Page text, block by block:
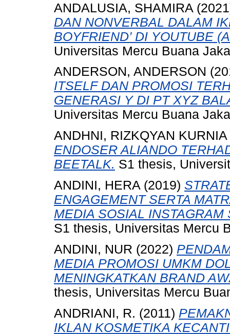
ANDALUSIA, SHAMIRA
DAN NONVERBAL DALAM
BOYFRIEND’ DI YOUTUBE
Universitas Mercu Buana
ANDERSON, ANDERSON
ITSELF DAN PROMOSI
GENERASI Y DI PT XYZ
Universitas Mercu Buana
ANDHNI, RIZKQYAN KURNIA
ENDOSER ALIANDO
BEETALK. S1 thesis,
ANDINI, HERA (2019)
ENGAGEMENT SERTA
MEDIA SOSIAL
S1 thesis, Universitas Mercu
ANDINI, NUR (2022)
MEDIA PROMOSI UMKM
MENINGKATKAN BRAND
thesis, Universitas Mercu
ANDRIANI, R. (2011)
IKLAN KOSMETIKA